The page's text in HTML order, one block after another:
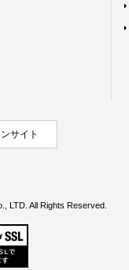
サイト
LTD. All Rights Reserved.